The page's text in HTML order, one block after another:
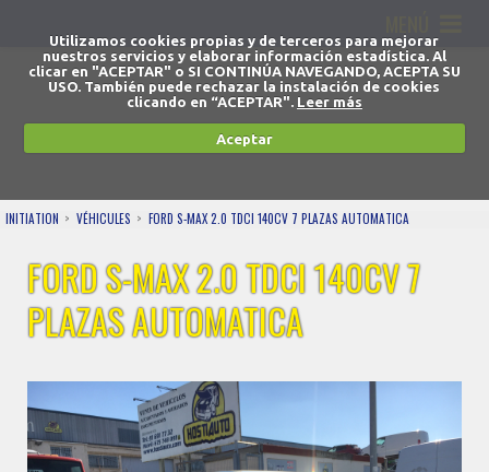
Utilizamos cookies propias y de terceros para mejorar
nuestros servicios y elaborar información estadística. Al
clicar en "ACEPTAR" o SI CONTINÚA NAVEGANDO, ACEPTA SU
USO. También puede rechazar la instalación de cookies
clicando en “ACEPTAR". Leer más
Aceptar
INITIATION VÉHICULES FORD S-MAX 2.0 TDCI 140CV 7 PLAZAS AUTOMATICA
FORD S-MAX 2.0 TDCI 140CV 7
PLAZAS AUTOMATICA